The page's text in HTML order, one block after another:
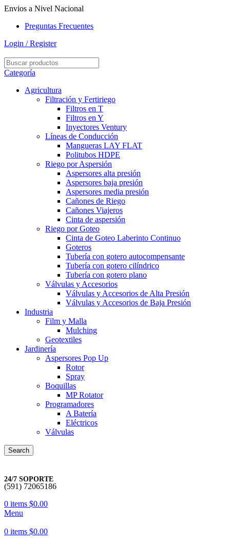
Envios a Nivel Nacional
Preguntas Frecuentes
Login / Register
Categoría
Agricultura
Filtración y Fertiriego
Filtros en T
Filtros en Y
Inyectores Ventury
Líneas de Conducción
Mangueras LAY FLAT
Politubos HDPE
Riego por Aspersión
Aspersores alta presión
Aspersores baja presión
Aspersores media presión
Cañones de Riego
Cañones Viajeros
Cinta de aspersión
Riego por Goteo
Cinta de Goteo Laberinto Continuo
Goteros
Tubería con gotero autocompensante
Tubería con gotero cilíndrico
Tubería con gotero plano
Válvulas y Accesorios
Válvulas y Accesorios de Alta Presión
Válvulas y Accesorios de Baja Presión
Industria
Film y Malla
Mulching
Geotextiles
Jardinería
Aspersores Pop Up
Rotor
Spray
Boquillas
MP Rotator
Programadores
A Batería
Eléctricos
Válvulas
Search
24/7 SOPORTE
(591) 72065186
0 items $0.00
Menu
0 items $0.00